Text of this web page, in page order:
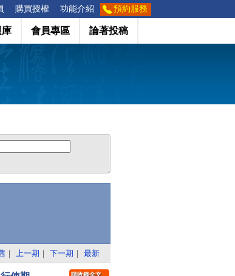
購買授權 功能介紹 預約服務
庫 會員專區 論著投稿
｜ 上一期 ｜ 下一期 ｜ 最新
請收錄全文